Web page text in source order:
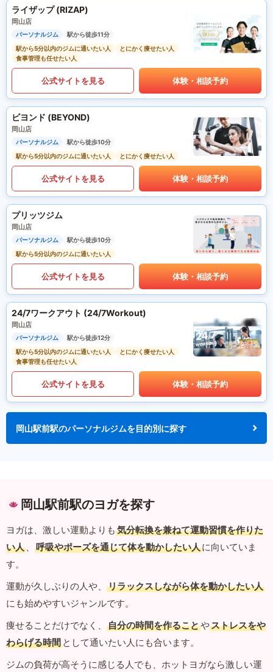
ライザップ (RIZAP)
岡山店
パーソナルジム
駅から徒歩11分
駅から5分以内のジムに通いたい人
とにかく痩せたい人
食事管理も任せたい人
公式サイトを見る 体験・相談予約
ビヨンド (BEYOND)
岡山店
パーソナルジム
駅から徒歩10分
駅から5分以内のジムに通いたい人
とにかく痩せたい人
公式サイトを見る 体験・相談予約
プリッツジム
岡山店
パーソナルジム
駅から徒歩10分
駅から5分以内のジムに通いたい人
公式サイトを見る 体験・相談予約
24/7ワークアウト (24/7Workout)
岡山店
パーソナルジム
駅から徒歩12分
駅から5分以内のジムに通いたい人
とにかく痩せたい人
食事管理も任せたい人
公式サイトを見る 体験・相談予約
岡山駅前駅のパーソナルジムを目的別に探す
岡山駅前駅のヨガを探す
ヨガは、激しい運動よりも 気分転換を兼ねて運動習慣を作りた
い人 、 呼吸やポーズを通じて体を動かしたい人に向いていま
す。
運動が久しぶりの人や、
リラックスしながら体を動かしたい人
にも始めやすいジャンルです。
痩せることだけでなく、
自分の時間を作ることやストレスをや
わらげる時間 として通いたい人にも合います。
ジムの負荷が高そうに感じる人でも、ホットヨガなら激しい運